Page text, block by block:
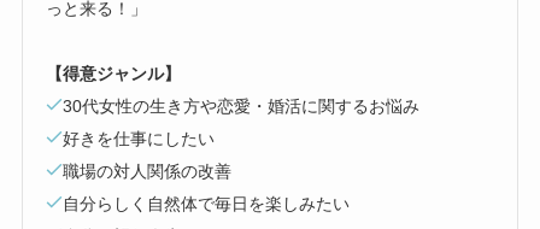
っと来る！」
【得意ジャンル】
30代女性の生き方や恋愛・婚活に関するお悩み
好きを仕事にしたい
職場の対人関係の改善
自分らしく自然体で毎日を楽しみたい